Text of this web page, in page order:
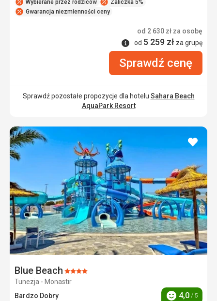
Wybierane przez rodziców
Zaliczka 5%
Gwarancja niezmienności ceny
od 2 630 zł za osobę
Informacje
od 5 259 zł za grupę
Sprawdź cenę
Sprawdź pozostałe propozycje dla hotelu Sahara Beach
AquaPark Resort
Blue Beach Ocena:
4/5
Tunezja - Monastir
Bardzo Dobry
4,0 / 5
dodaj
do